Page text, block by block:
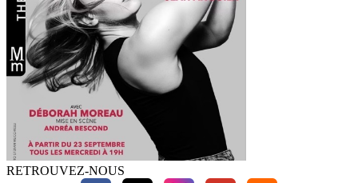
RETROUVEZ-NOUS